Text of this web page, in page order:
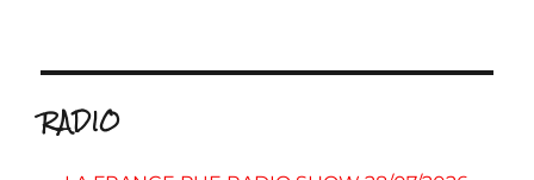
RADIO